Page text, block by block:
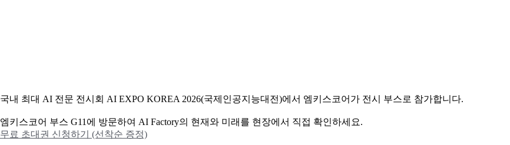
국내 최대 AI 전문 전시회 AI EXPO KOREA 2026(국제인공지능대전)에서 엠키스코어가 전시 부스로 참가합니다.
엠키스코어 부스 G11에 방문하여 AI Factory의 현재와 미래를 현장에서 직접 확인하세요.
무료 초대권 신청하기 (선착순 증정)